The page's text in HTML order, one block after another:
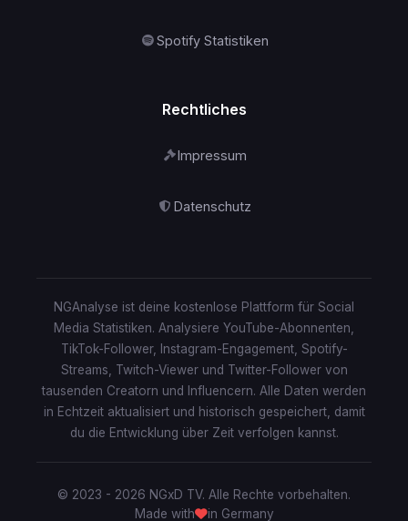
Spotify Statistiken
Rechtliches
Impressum
Datenschutz
NGAnalyse ist deine kostenlose Plattform für Social
Media Statistiken. Analysiere YouTube-Abonnenten,
TikTok-Follower, Instagram-Engagement, Spotify-
Streams, Twitch-Viewer und Twitter-Follower von
tausenden Creatorn und Influencern. Alle Daten werden
in Echtzeit aktualisiert und historisch gespeichert, damit
du die Entwicklung über Zeit verfolgen kannst.
© 2023 - 2026 NGxD TV. Alle Rechte vorbehalten.
Made with
in Germany